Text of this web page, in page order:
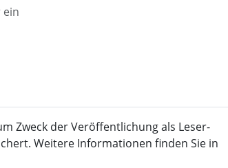
Zweck der Veröffentlichung als Leser-
Weitere Informationen finden Sie in